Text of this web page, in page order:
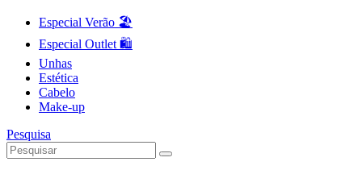
Especial Verão 🏖️
Especial Outlet 🛍️
Unhas
Estética
Cabelo
Make-up
Pesquisa